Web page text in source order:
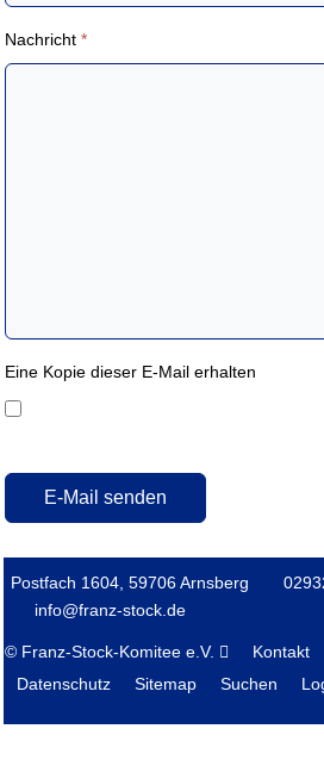
Nachricht *
Eine Kopie dieser E-Mail erhalten
E-Mail senden
Postfach 1604, 59706 Arnsberg
info@franz-stock.de
© Franz-Stock-Komitee e.V. Kontakt
Datenschutz
Sitemap Suchen